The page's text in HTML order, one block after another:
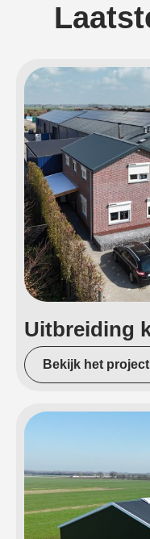
Uitbreiding
Bekijk het project